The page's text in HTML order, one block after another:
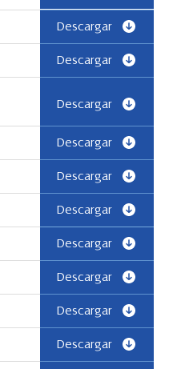
Descargar
Descargar
Descargar
Descargar
Descargar
Descargar
Descargar
Descargar
Descargar
Descargar